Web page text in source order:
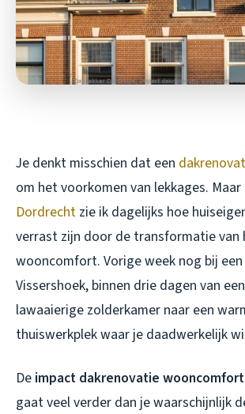
Je denkt misschien dat een
om het voorkomen van lekkages. Maar
Dordrecht zie ik dagelijks hoe
verrast zijn door de transformatie van
wooncomfort. Vorige week nog bij
Vissershoek, binnen drie dagen van
lawaaierige zolderkamer naar een
thuiswerkplek waar je daadwerkelijk
De impact dakrenovatie
gaat veel verder dan je waarschijnlijk